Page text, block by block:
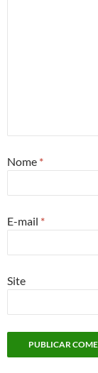
Nome *
E-mail *
Site